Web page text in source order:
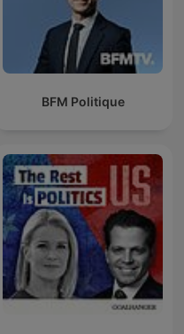
BFM Politique